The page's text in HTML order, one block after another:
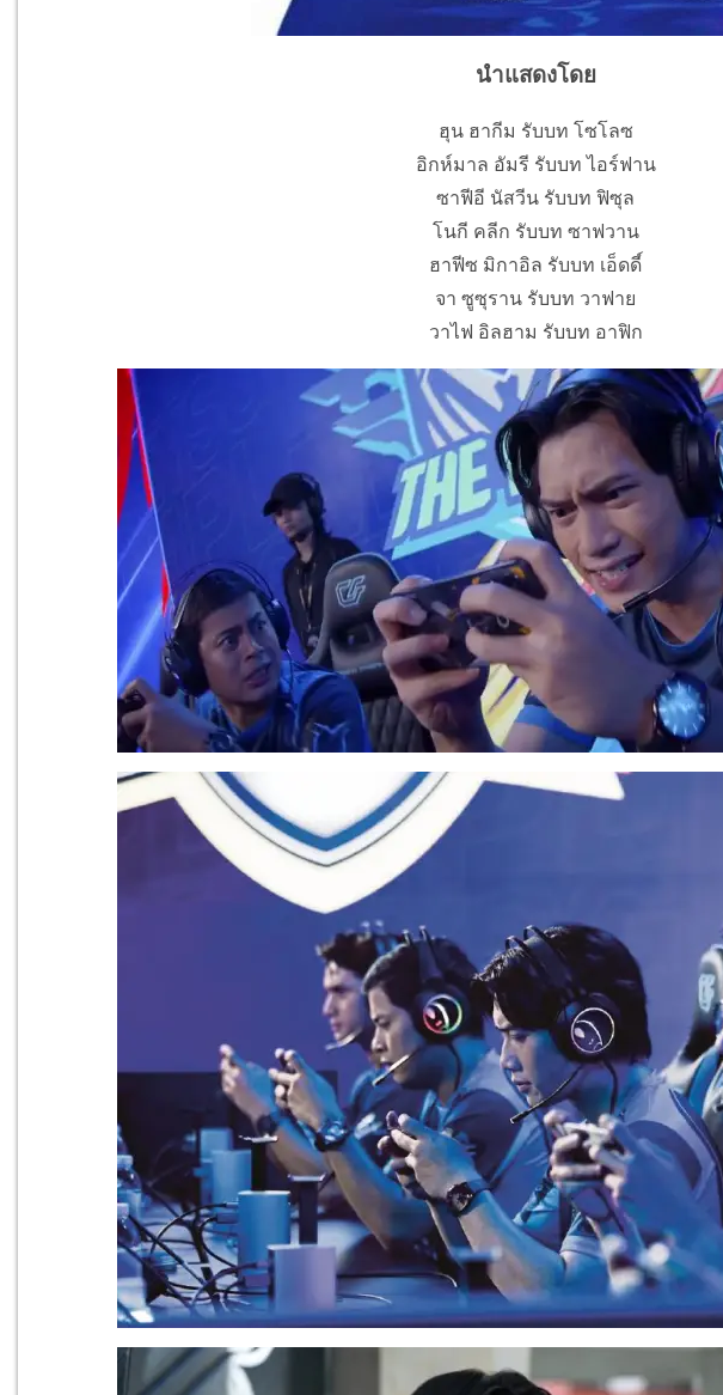
นำแสดงโดย
ฮุน ฮากีม รับบท โซโลซ
อิกห์มาล อัมรี รับบท ไอร์ฟาน
ซาฟีอี นัสวีน รับบท ฟิซุล
โนกี คลีก รับบท ซาฟวาน
ฮาฟีซ มิกาอิล รับบท เอ็ดดี์
จา ซูซุราน รับบท วาฟาย
วาไฟ อิลฮาม รับบท อาฟิก